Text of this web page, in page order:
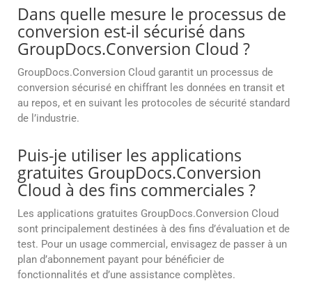
Dans quelle mesure le processus de
conversion est-il sécurisé dans
GroupDocs.Conversion Cloud ?
GroupDocs.Conversion Cloud garantit un processus de
conversion sécurisé en chiffrant les données en transit et
au repos, et en suivant les protocoles de sécurité standard
de l’industrie.
Puis-je utiliser les applications
gratuites GroupDocs.Conversion
Cloud à des fins commerciales ?
Les applications gratuites GroupDocs.Conversion Cloud
sont principalement destinées à des fins d’évaluation et de
test. Pour un usage commercial, envisagez de passer à un
plan d’abonnement payant pour bénéficier de
fonctionnalités et d’une assistance complètes.